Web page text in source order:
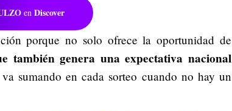
en Discover
porque no solo ofrece la oportunidad de
también genera una expectativa nacional
sumando en cada sorteo cuando no hay un